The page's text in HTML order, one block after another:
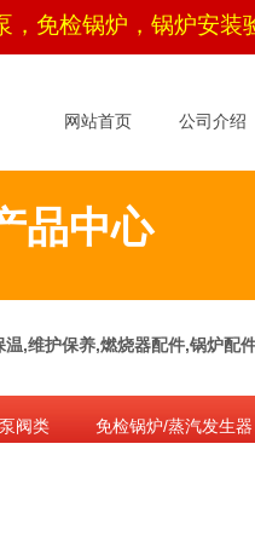
免检锅炉，锅炉安装
网站首页 公司介绍
品中心
,维护保养,燃烧器配件,锅炉配
阀类 免检锅炉/蒸汽发生器